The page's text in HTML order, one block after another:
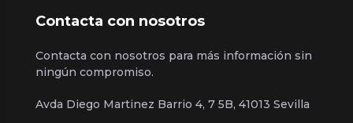
Contacta con nosotros
Contacta con nosotros para más información sin
ningún compromiso.
Avda Diego Martinez Barrio 4, 7 5B, 41013 Sevilla